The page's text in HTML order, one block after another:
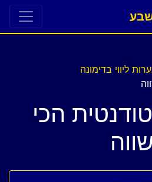
שבע
ליווי בדימונה
הכי